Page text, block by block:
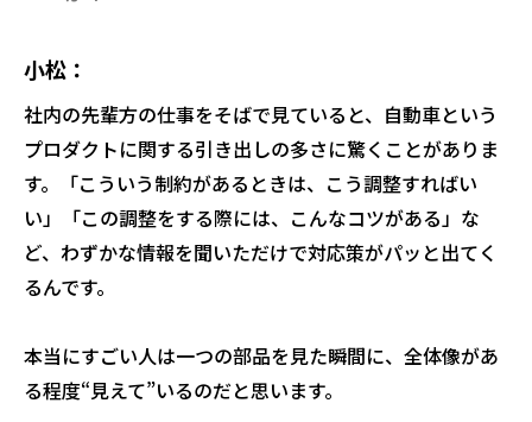
小松
社内の先輩方の仕事をそばで見ていると、自動車という
プロダクトに関する引き出しの多さに驚くことがありま
す。「こういう制約があるときは、こう調整すればい
い」「この調整をする際には、こんなコツがある」な
ど、わずかな情報を聞いただけで対応策がパッと出てく
るんです。
本当にすごい人は一つの部品を見た瞬間に、全体像があ
る程度“見えて”いるのだと思います。